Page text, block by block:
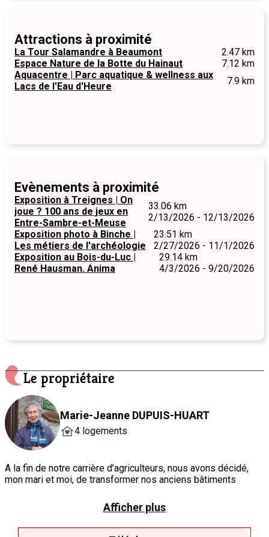
Attractions à proximité
La Tour Salamandre à Beaumont
2.47 km
Espace Nature de la Botte du Hainaut
7.12 km
Aquacentre | Parc aquatique & wellness aux
Lacs de l'Eau d'Heure
7.9 km
Evènements à proximité
Exposition à Treignes | On
joue ? 100 ans de jeux en
Entre-Sambre-et-Meuse
33.06 km
2/13/2026 - 12/13/2026
Exposition photo à Binche |
Les métiers de l'archéologie
23.51 km
2/27/2026 - 11/1/2026
Exposition au Bois-du-Luc |
René Hausman. Anima
29.14 km
4/3/2026 - 9/20/2026
Le propriétaire
Marie-Jeanne DUPUIS-HUART
4 logements
A la fin de notre carrière d’agriculteurs, nous avons décidé,
mon mari et moi, de transformer nos anciens bâtiments
accueillir des scouts, des patros, en camps d’été, en prairie
ou dans les bâtiments, ou en hike. Autrefois, c’est chez nous
que le curé du village envoyait les voyageurs-pèlerins en
Afficher plus